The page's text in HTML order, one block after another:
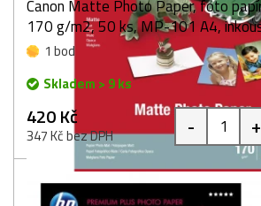
Canon Matte Photo Paper, foto
170 g/m2, 50 ks, MP-101 A4,
1 bod
Skladem > 9 ks
420 Kč
347 Kč bez DPH - +